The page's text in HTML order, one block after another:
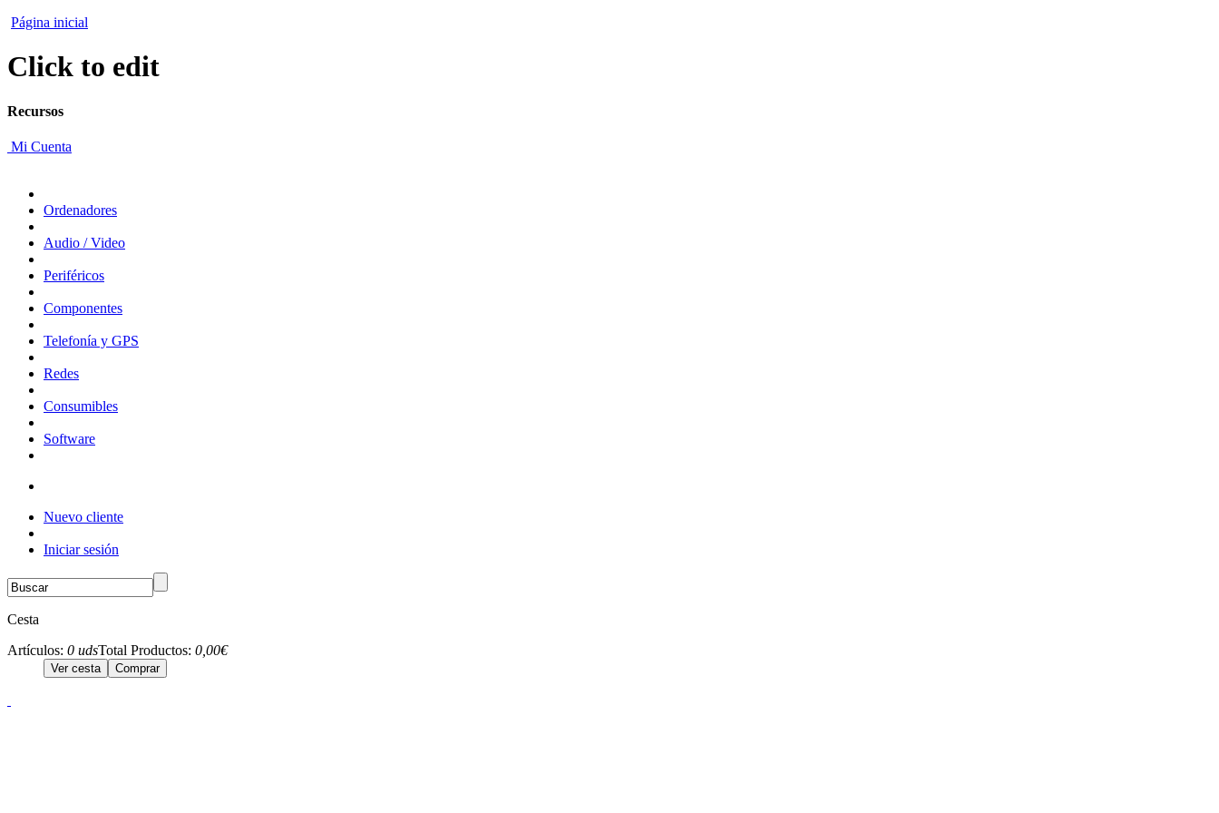
Página inicial
Click to edit
Recursos
Mi Cuenta
Ordenadores
Audio / Video
Periféricos
Componentes
Telefonía y GPS
Redes
Consumibles
Software
Nuevo cliente
Iniciar sesión
Cesta
Artículos: 0 udsTotal Productos: 0,00€